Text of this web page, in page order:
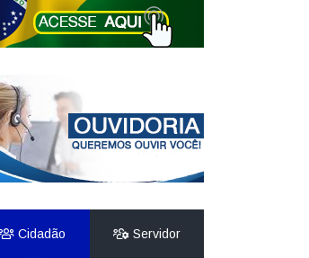
Cidadão Servidor